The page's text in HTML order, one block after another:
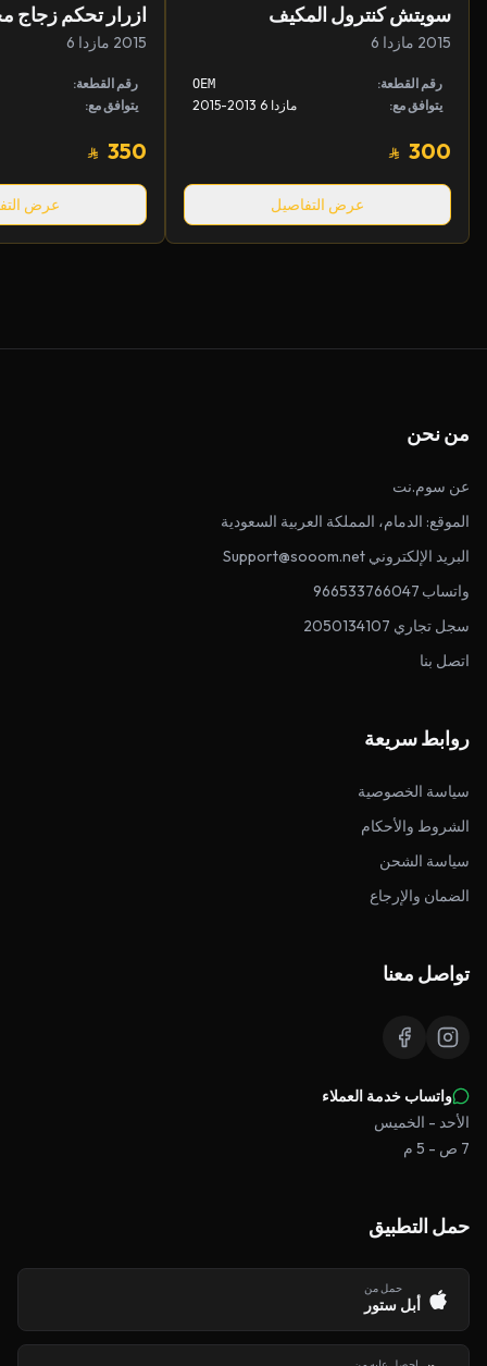
سويتش كنترول المكيف
2015 مازدا 6
رقم القطعة: OEM
يتوافق مع: مازدا 6 2013-2015
300
عرض التفاصيل
ازرار تحكم زجاج
2015 مازدا 6
رقم القطعة:
يتوافق مع:
350
عرض
من نحن
عن سوم.نت
الموقع: الدمام، المملكة العربية السعودية
البريد الإلكتروني Support@sooom.net
واتساب 966533766047
سجل تجاري 2050134107
اتصل بنا
روابط سريعة
سياسة الخصوصية
الشروط والأحكام
سياسة الشحن
الضمان والإرجاع
تواصل معنا
واتساب خدمة العملاء
الأحد - الخميس
7 ص - 5 م
حمل التطبيق
حمل من
أبل ستور